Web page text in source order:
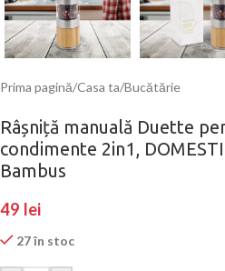
Prima pagină/Casa ta/Bucătărie
Râșniță manuală Duette
condimente 2in1,
Bambus
49 lei
27 în stoc